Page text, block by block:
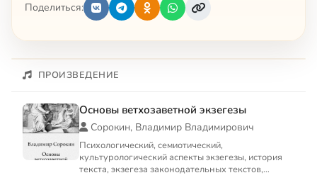
Поделиться:
ПРОИЗВЕДЕНИЕ
Основы ветхозаветной экзегезы
Сорокин, Владимир Владимирович
Психологический, семиотический,
культурологический аспекты экзегезы, история
текста, экзегеза законодательных текстов,